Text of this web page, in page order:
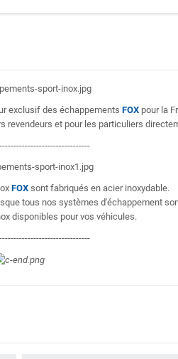
exclusif des échappements FOX pour la
revendeurs et pour les particuliers
FOX sont fabriqués en acier inoxydable.
tous nos systèmes d'échappement
disponibles pour vos véhicules.